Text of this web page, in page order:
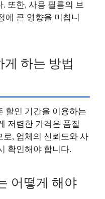
또한, 사용 필름의 브
에 큰 영향을 미칩니
게 하는 방법
할인 기간을 이용하는
저렴한 가격은 품질
, 업체의 신뢰도와 사
확인해야 합니다.
어떻게 해야